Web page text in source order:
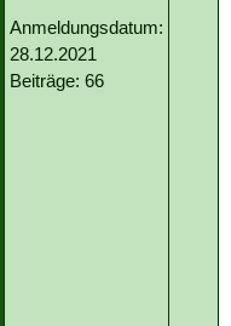
Anmeldungsdatum:
28.12.2021
Beiträge: 66